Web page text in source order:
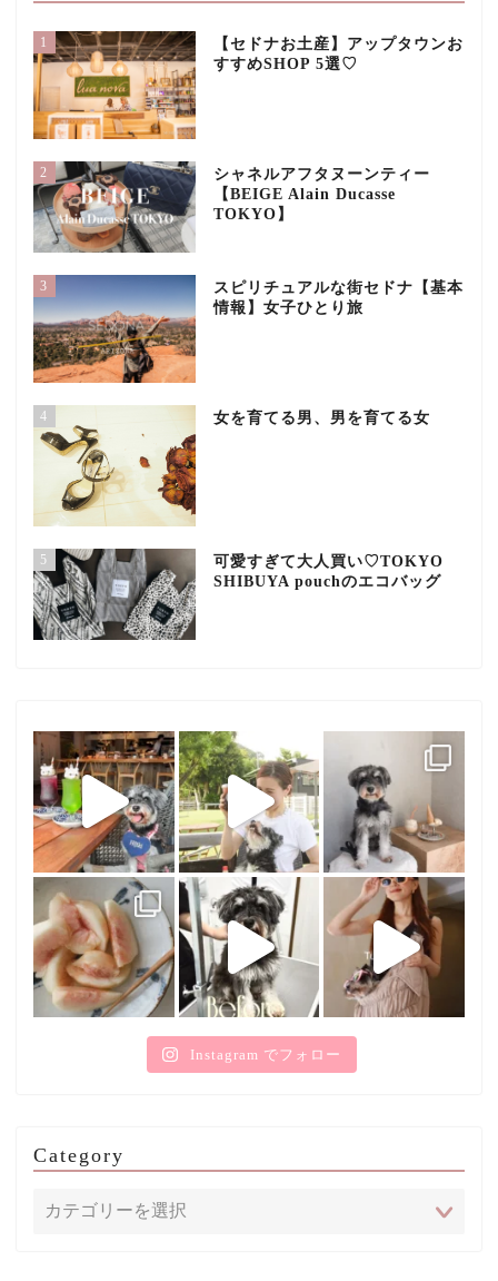
1
【セドナお土産】アップタウンお
すすめSHOP 5選♡
2
シャネルアフタヌーンティー
【BEIGE Alain Ducasse
TOKYO】
3
スピリチュアルな街セドナ【基本
情報】女子ひとり旅
4 女を育てる男、男を育てる女
5
可愛すぎて大人買い♡TOKYO
SHIBUYA pouchのエコバッグ
Instagram でフォロー
Category